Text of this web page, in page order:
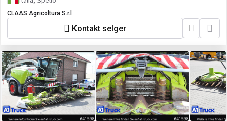
CLAAS Agricoltura S.r.l
Kontakt selger